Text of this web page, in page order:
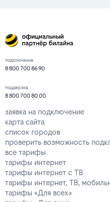
подключение
8 800 700 86 90
поддержка
8 800 700 80 00
заявка на подключение
карта сайта
список городов
проверить возможность
все тарифы
тарифы интернет
тарифы интернет с ТВ
тарифы интернет, ТВ,
тарифы «Для всех»